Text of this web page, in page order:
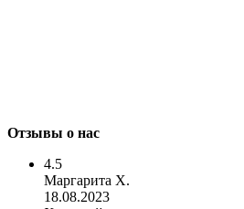
Отзывы о нас
4.5
Маргарита Х.
18.08.2023